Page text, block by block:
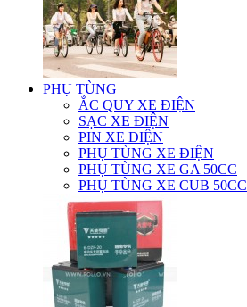
PHỤ TÙNG
ẮC QUY XE ĐIỆN
SẠC XE ĐIỆN
PIN XE ĐIỆN
PHỤ TÙNG XE ĐIỆN
PHỤ TÙNG XE GA 50CC
PHỤ TÙNG XE CUB 50CC